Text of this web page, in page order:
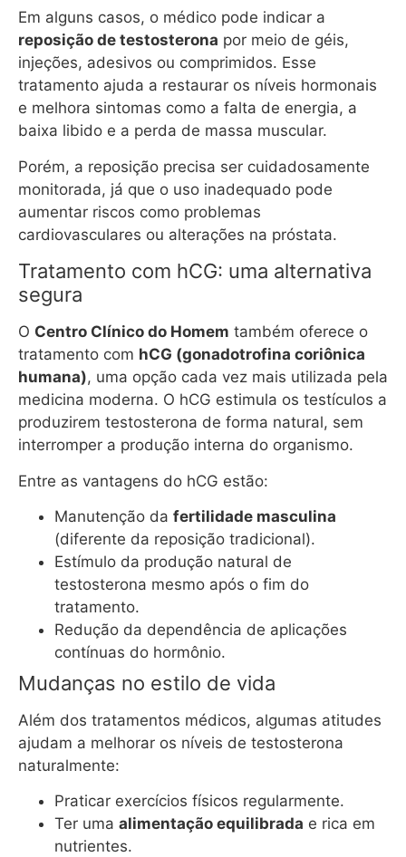
Em alguns casos, o médico pode indicar a
reposição de testosterona por meio de géis,
injeções, adesivos ou comprimidos. Esse
tratamento ajuda a restaurar os níveis hormonais
e melhora sintomas como a falta de energia, a
baixa libido e a perda de massa muscular.
Porém, a reposição precisa ser cuidadosamente
monitorada, já que o uso inadequado pode
aumentar riscos como problemas
cardiovasculares ou alterações na próstata.
Tratamento com hCG: uma alternativa
segura
O Centro Clínico do Homem também oferece o
tratamento com hCG (gonadotrofina coriônica
humana), uma opção cada vez mais utilizada pela
medicina moderna. O hCG estimula os testículos a
produzirem testosterona de forma natural, sem
interromper a produção interna do organismo.
Entre as vantagens do hCG estão:
Manutenção da fertilidade masculina
(diferente da reposição tradicional).
Estímulo da produção natural de
testosterona mesmo após o fim do
tratamento.
Redução da dependência de aplicações
contínuas do hormônio.
Mudanças no estilo de vida
Além dos tratamentos médicos, algumas atitudes
ajudam a melhorar os níveis de testosterona
naturalmente:
Praticar exercícios físicos regularmente.
Ter uma alimentação equilibrada e rica em
nutrientes.